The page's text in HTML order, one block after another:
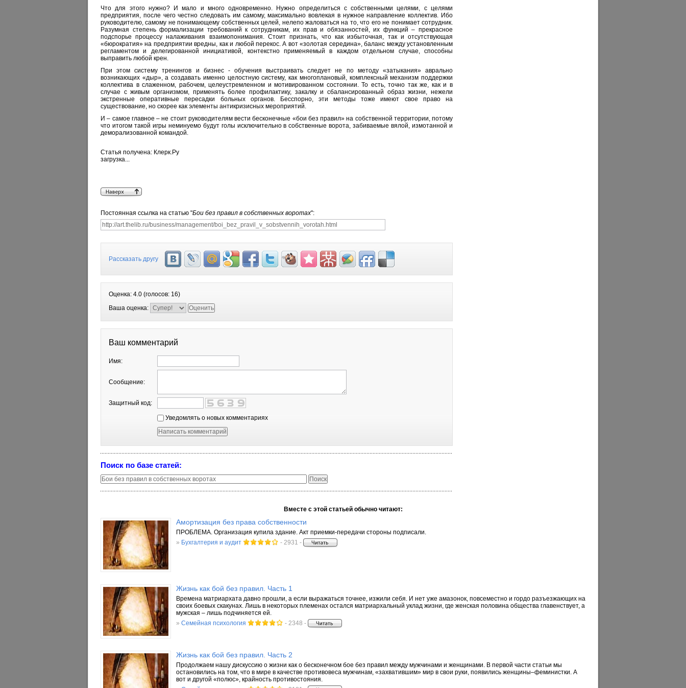
Что для этого нужно? И мало и много одновременно. Нужно определиться с собственными целями, с целями
предприятия, после чего честно следовать им самому, максимально вовлекая в нужное направление коллектив. Ибо
руководителю, самому не понимающему собственных целей, нелепо жаловаться на то, что его не понимает сотрудник.
Разумная степень формализации требований к сотрудникам, их прав и обязанностей, их функций – прекрасное
подспорье процессу налаживания взаимопонимания. Стоит признать, что как избыточная, так и отсутствующая
«бюрократия» на предприятии вредны, как и любой перекос. А вот «золотая середина», баланс между установленным
регламентом и делегированной инициативой, контекстно применяемый в каждом отдельном случае, способны
выправить любой крен.
При этом систему тренингов и бизнес - обучения выстраивать следует не по методу «затыкания» аврально
возникающих «дыр», а создавать именно целостную систему, как многоплановый, комплексный механизм поддержки
коллектива в слаженном, рабочем, целеустремленном и мотивированном состоянии. То есть, точно так же, как и в
случае с живым организмом, применять более профилактику, закалку и сбалансированный образ жизни, нежели
экстренные оперативные пересадки больных органов. Бесспорно, эти методы тоже имеют свое право на
существование, но скорее как элементы антикризисных мероприятий.
И – самое главное – не стоит руководителям вести бесконечные «бои без правил» на собственной территории, потому
что итогом такой игры неминуемо будут голы исключительно в собственные ворота, забиваемые вялой, измотанной и
деморализованной командой.
Статья получена: Клерк.Ру
загрузка...
Постоянная ссылка на статью "Бои без правил в собственных воротах":
Рассказать другу
Оценка: 4.0 (голосов: 16)
Ваша оценка:
Ваш комментарий
Имя:
Сообщение:
Защитный код:
Уведомлять о новых комментариях
Поиск по базе статей:
Вместе с этой статьей обычно читают:
Амортизация без права собственности
ПРОБЛЕМА. Организация купила здание. Акт приемки-передачи стороны подписали.
» Бухгалтерия и аудит - 2931 -
Жизнь как бой без правил. Часть 1
Времена матриархата давно прошли, а если выражаться точнее, изжили себя. И нет уже амазонок, повсеместно и гордо разъезжающих на
своих боевых скакунах. Лишь в некоторых племенах остался матриархальный уклад жизни, где женская половина общества главенствует, а
мужская – лишь подчиняется ей.
» Семейная психология - 2348 -
Жизнь как бой без правил. Часть 2
Продолжаем нашу дискуссию о жизни как о бесконечном бое без правил между мужчинами и женщинами. В первой части статьи мы
остановились на том, что в мире в качестве противовеса мужчинам, «захватившим» мир в свои руки, появились женщины–феминистки. А
вот и другой «полюс», крайность противостояния.